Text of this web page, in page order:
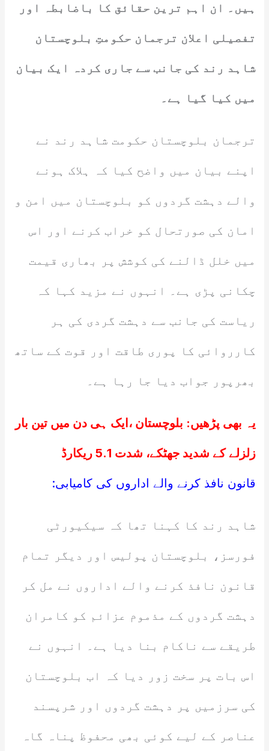
ہیں۔ ان اہم ترین حقائق کا باضابطہ اور
تفصیلی اعلان ترجمان حکومتِ بلوچستان
شاہد رند کی جانب سے جاری کردہ ایک بیان
میں کیا گیا ہے۔
ترجمان بلوچستان حکومت شاہد رند نے
اپنے بیان میں واضح کیا کہ ہلاک ہونے
والے دہشت گردوں کو بلوچستان میں امن و
امان کی صورتحال کو خراب کرنے اور اس
میں خلل ڈالنے کی کوشش پر بھاری قیمت
چکانی پڑی ہے۔ انہوں نے مزید کہا کہ
ریاست کی جانب سے دہشت گردی کی ہر
کارروائی کا پوری طاقت اور قوت کے ساتھ
بھرپور جواب دیا جا رہا ہے۔
یہ بھی پڑھیں: بلوچستان ،ایک ہی دن میں تین بار
زلزلے کے شدید جھٹکے، شدت 5.1 ریکارڈ
قانون نافذ کرنے والے اداروں کی کامیابی:
شاہد رند کا کہنا تھا کہ سیکیورٹی
فورسز، بلوچستان پولیس اور دیگر تمام
قانون نافذ کرنے والے اداروں نے مل کر
دہشت گردوں کے مذموم عزائم کو کامران
طریقے سے ناکام بنا دیا ہے۔ انہوں نے
اس بات پر سخت زور دیا کہ اب بلوچستان
کی سرزمیں پر دہشت گردوں اور شرپسند
عناصر کے لیے کوئی بھی محفوظ پناہ گاہ